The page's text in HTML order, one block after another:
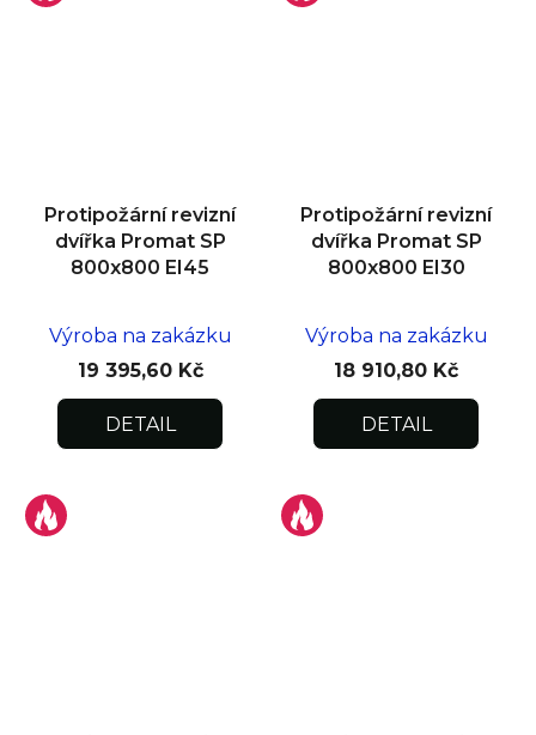
Protipožární revizní
dvířka Promat SP
800x800 EI45
Výroba na zakázku
19 395,60 Kč
DETAIL
Protipožární revizní
dvířka Promat SP
800x800 EI30
Výroba na zakázku
18 910,80 Kč
DETAIL